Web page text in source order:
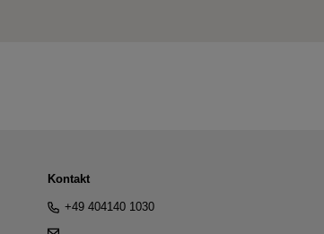
Kontakt
+49 404140 1030